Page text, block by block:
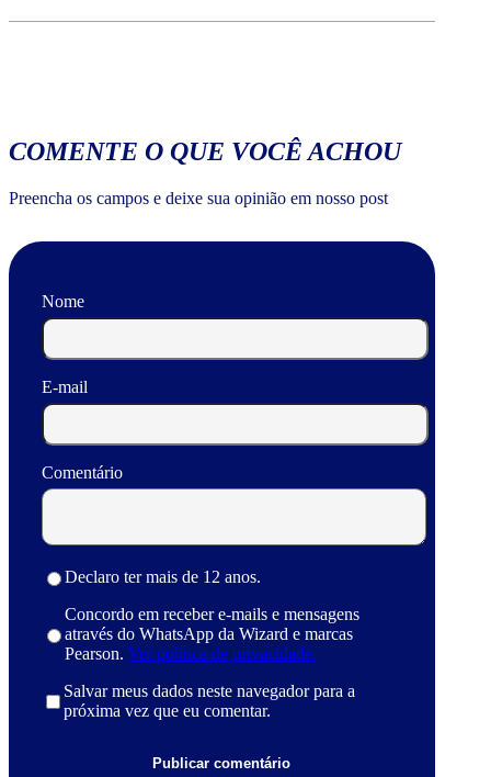
COMENTE O QUE VOCÊ ACHOU
Preencha os campos e deixe sua opinião em nosso post
Nome
E-mail
Comentário
Declaro ter mais de 12 anos.
Concordo em receber e-mails e mensagens
através do WhatsApp da Wizard e marcas
Pearson. Ver política de privacidade.
Salvar meus dados neste navegador para a
próxima vez que eu comentar.